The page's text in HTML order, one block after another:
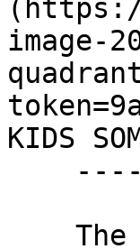
image-
KIDS